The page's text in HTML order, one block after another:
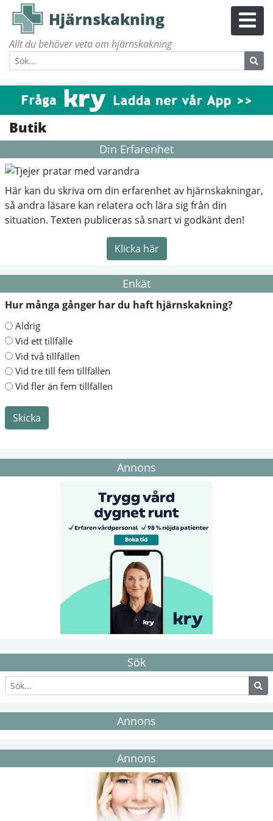
Hjärnskakning
Allt du behöver veta om hjärnskakning
Butik
Din Erfarenhet
Här kan du skriva om din erfarenhet av hjärnskakningar,
så andra läsare kan relatera och lära sig från din
situation. Texten publiceras så snart vi godkänt den!
Klicka här
Enkät
Hur många gånger har du haft hjärnskakning?
Aldrig
Vid ett tillfälle
Vid två tillfällen
Vid tre till fem tillfällen
Vid fler än fem tillfällen
Skicka
Annons
Sök
Annons
Annons